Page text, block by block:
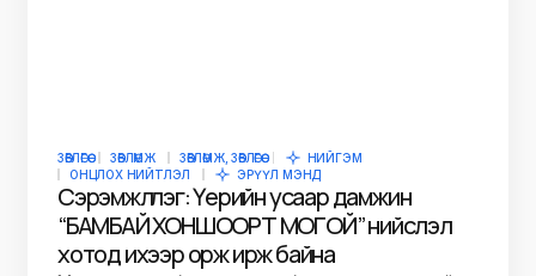
ЗӨВЛӨГӨӨ ЗӨВЛӨМЖ ЗӨВЛӨМЖ, ЗӨВЛӨГӨӨ
НИЙГЭМ
ОНЦЛОХ НИЙТЛЭЛ
ЭРҮҮЛ МЭНД
Сэрэмжлүүлэг: Үерийн усаар дамжин
“БАМБАЙ ХОНШООРТ МОГОЙ” нийслэл
хотод ихээр орж ирж байна